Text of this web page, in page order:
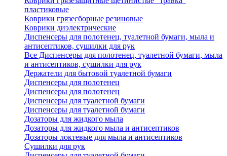
пластиковые
Коврики грязесборные резиновые
Коврики диэлектрические
Диспенсеры для полотенец, туалетной бумаги, мыла и
антисептиков, сушилки для рук
Все Диспенсеры для полотенец, туалетной бумаги, мыла
и антисептиков, сушилки для рук
Держатели для бытовой туалетной бумаги
Диспенсеры для полотенец
Диспенсеры для полотенец
Диспенсеры для туалетной бумаги
Диспенсеры для туалетной бумаги
Дозаторы для жидкого мыла
Дозаторы для жидкого мыла и антисептиков
Дозаторы локтевые для мыла и антисептиков
Сушилки для рук